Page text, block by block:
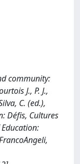
community:
J., P. J.,
C. (ed.),
Défis, Cultures